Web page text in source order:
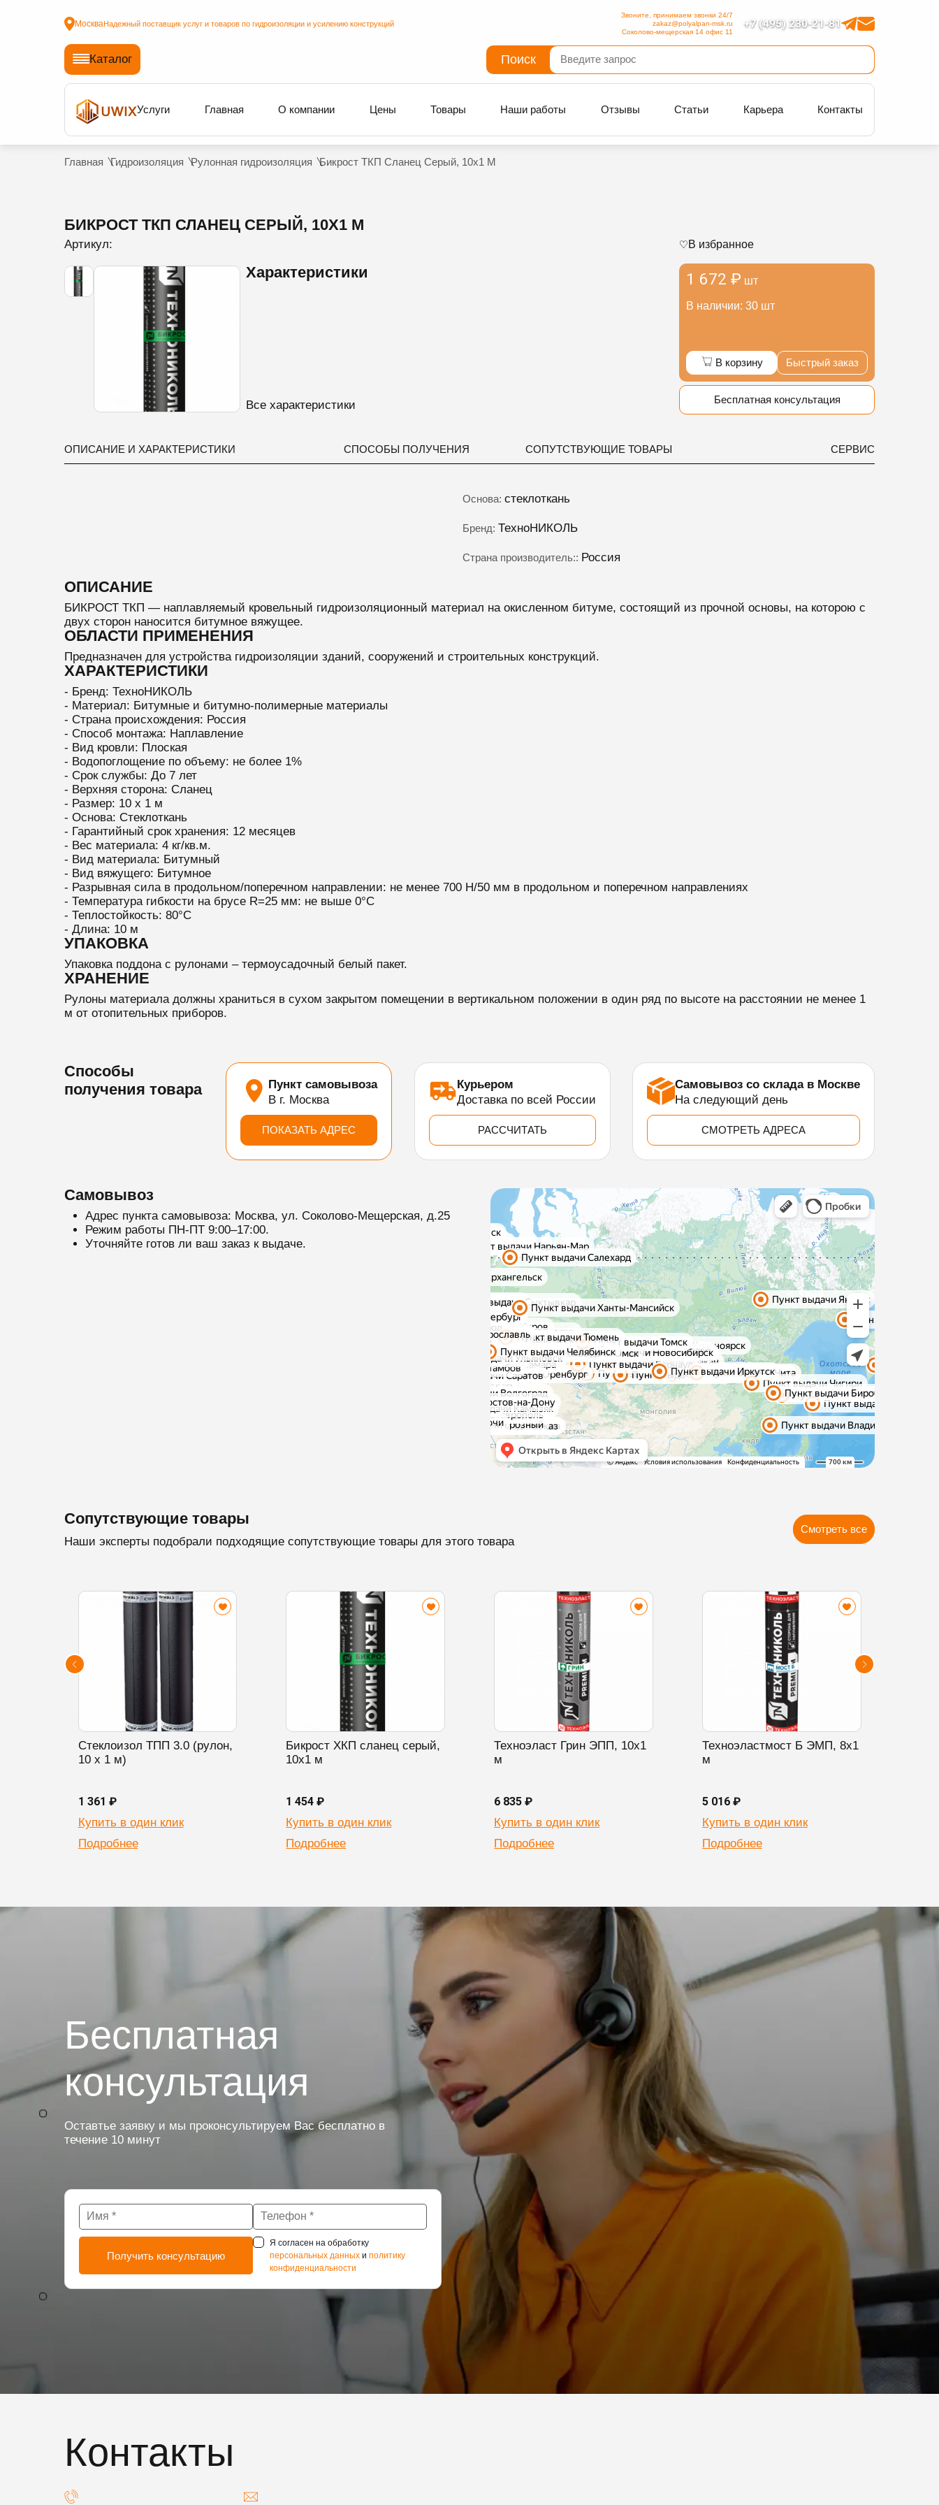
МоскваНадежный поставщик услуг и товаров по гидроизоляции и усилению конструкций +7 (495) 230-21-81
Звоните, принимаем звонки 24/7
zakaz@polyalpan-msk.ru
Соколово-мещерская 14 офис 11
Каталог Поиск
Услуги Главная О компании Цены Товары Наши работы Отзывы Статьи Карьера Контакты
Главная Гидроизоляция Рулонная гидроизоляция Бикрост ТКП Сланец Серый, 10х1 М
БИКРОСТ ТКП СЛАНЕЦ СЕРЫЙ, 10Х1 М
Артикул:
Характеристики
Все характеристики
1 672 ₽ шт
В наличии: 30 шт
В избранное
В корзину Быстрый заказ
Бесплатная консультация
ОПИСАНИЕ И ХАРАКТЕРИСТИКИ СПОСОБЫ ПОЛУЧЕНИЯ СОПУТСТВУЮЩИЕ ТОВАРЫ СЕРВИС
Основа: стеклоткань
Бренд: ТехноНИКОЛЬ
Страна производитель:: Россия
ОПИСАНИЕ
БИКРОСТ ТКП — наплавляемый кровельный гидроизоляционный материал на окисленном битуме, состоящий из прочной основы, на которою с
двух сторон наносится битумное вяжущее.
ОБЛАСТИ ПРИМЕНЕНИЯ
Предназначен для устройства гидроизоляции зданий, сооружений и строительных конструкций.
ХАРАКТЕРИСТИКИ
- Бренд: ТехноНИКОЛЬ
- Материал: Битумные и битумно-полимерные материалы
- Страна происхождения: Россия
- Способ монтажа: Наплавление
- Вид кровли: Плоская
- Водопоглощение по объему: не более 1%
- Срок службы: До 7 лет
- Верхняя сторона: Сланец
- Размер: 10 х 1 м
- Основа: Стеклоткань
- Гарантийный срок хранения: 12 месяцев
- Вес материала: 4 кг/кв.м.
- Вид материала: Битумный
- Вид вяжущего: Битумное
- Разрывная сила в продольном/поперечном направлении: не менее 700 Н/50 мм в продольном и поперечном направлениях
- Температура гибкости на брусе R=25 мм: не выше 0°C
- Теплостойкость: 80°C
- Длина: 10 м
УПАКОВКА
Упаковка поддона с рулонами – термоусадочный белый пакет.
ХРАНЕНИЕ
Рулоны материала должны храниться в сухом закрытом помещении в вертикальном положении в один ряд по высоте на расстоянии не менее 1
м от отопительных приборов.
Способы
получения товара
Пункт самовывоза
В г. Москва
ПОКАЗАТЬ АДРЕС
Курьером
Доставка по всей России
РАССЧИТАТЬ
Самовывоз со склада в Москве
На следующий день
СМОТРЕТЬ АДРЕСА
Самовывоз
Адрес пункта самовывоза: Москва, ул. Соколово-Мещерская, д.25
Режим работы ПН-ПТ 9:00–17:00.
Уточняйте готов ли ваш заказ к выдаче.
Сопутствующие товары
Наши эксперты подобрали подходящие сопутствующие товары для этого товара
Смотреть все
Стеклоизол ТПП 3.0 (рулон,
10 х 1 м)
1 361 ₽
Купить в один клик
Подробнее
Бикрост ХКП сланец серый,
10х1 м
1 454 ₽
Купить в один клик
Подробнее
Техноэласт Грин ЭПП, 10х1
м
6 835 ₽
Купить в один клик
Подробнее
Техноэластмост Б ЭМП, 8х1
м
5 016 ₽
Купить в один клик
Подробнее
Бесплатная
консультация
Оставтье заявку и мы проконсультируем Вас бесплатно в
течение 10 минут
Я согласен на обработку
персональных данныхи политику
конфиденциальности
Контакты